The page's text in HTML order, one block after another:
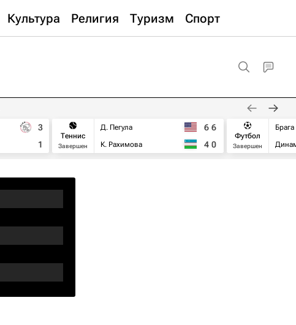
Культура Религия Туризм Спорт
3
1
Теннис
Завершен
Д. Пегула
К. Рахимова
6 6
4 0
Футбол
Завершен
Брага